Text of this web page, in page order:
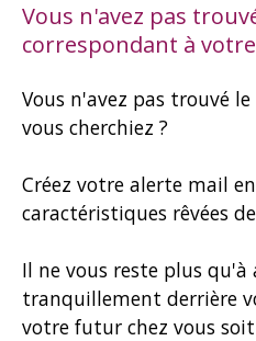
Vous n'avez pas
correspondant à
Vous n'avez pas trouvé
vous cherchiez ?
Créez votre alerte mail
caractéristiques rêvées
Il ne vous reste plus
tranquillement derrière
votre futur chez vous